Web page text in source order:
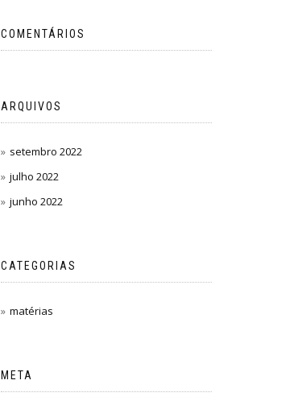
COMENTÁRIOS
ARQUIVOS
setembro 2022
julho 2022
junho 2022
CATEGORIAS
matérias
META